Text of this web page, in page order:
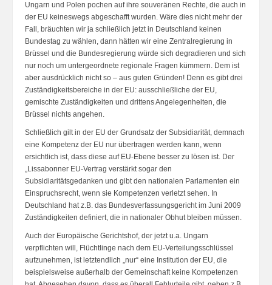
Ungarn und Polen pochen auf ihre souveränen Rechte, die auch in
der EU keineswegs abgeschafft wurden. Wäre dies nicht mehr der
Fall, bräuchten wir ja schließlich jetzt in Deutschland keinen
Bundestag zu wählen, dann hätten wir eine Zentralregierung in
Brüssel und die Bundesregierung würde sich degradieren und sich
nur noch um untergeordnete regionale Fragen kümmern. Dem ist
aber ausdrücklich nicht so – aus guten Gründen! Denn es gibt drei
Zuständigkeitsbereiche in der EU: ausschließliche der EU,
gemischte Zuständigkeiten und drittens Angelegenheiten, die
Brüssel nichts angehen.
Schließlich gilt in der EU der Grundsatz der Subsidiarität, demnach
eine Kompetenz der EU nur übertragen werden kann, wenn
ersichtlich ist, dass diese auf EU-Ebene besser zu lösen ist. Der
„Lissabonner EU-Vertrag verstärkt sogar den
Subsidiaritätsgedanken und gibt den nationalen Parlamenten ein
Einspruchsrecht, wenn sie Kompetenzen verletzt sehen. In
Deutschland hat z.B. das Bundesverfassungsgericht im Juni 2009
Zuständigkeiten definiert, die in nationaler Obhut bleiben müssen.
Auch der Europäische Gerichtshof, der jetzt u.a. Ungarn
verpflichten will, Flüchtlinge nach dem EU-Verteilungsschlüssel
aufzunehmen, ist letztendlich „nur“ eine Institution der EU, die
beispielsweise außerhalb der Gemeinschaft keine Kompetenzen